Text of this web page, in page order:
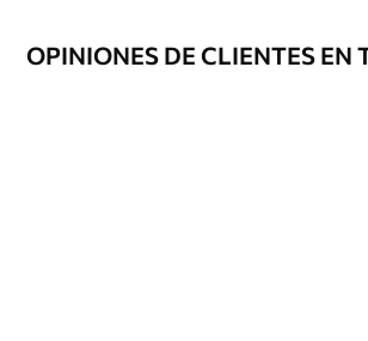
Opciones
adicionales
Disponible con
y/o adhesivo para
OPINIONES DE CLIENTES EN